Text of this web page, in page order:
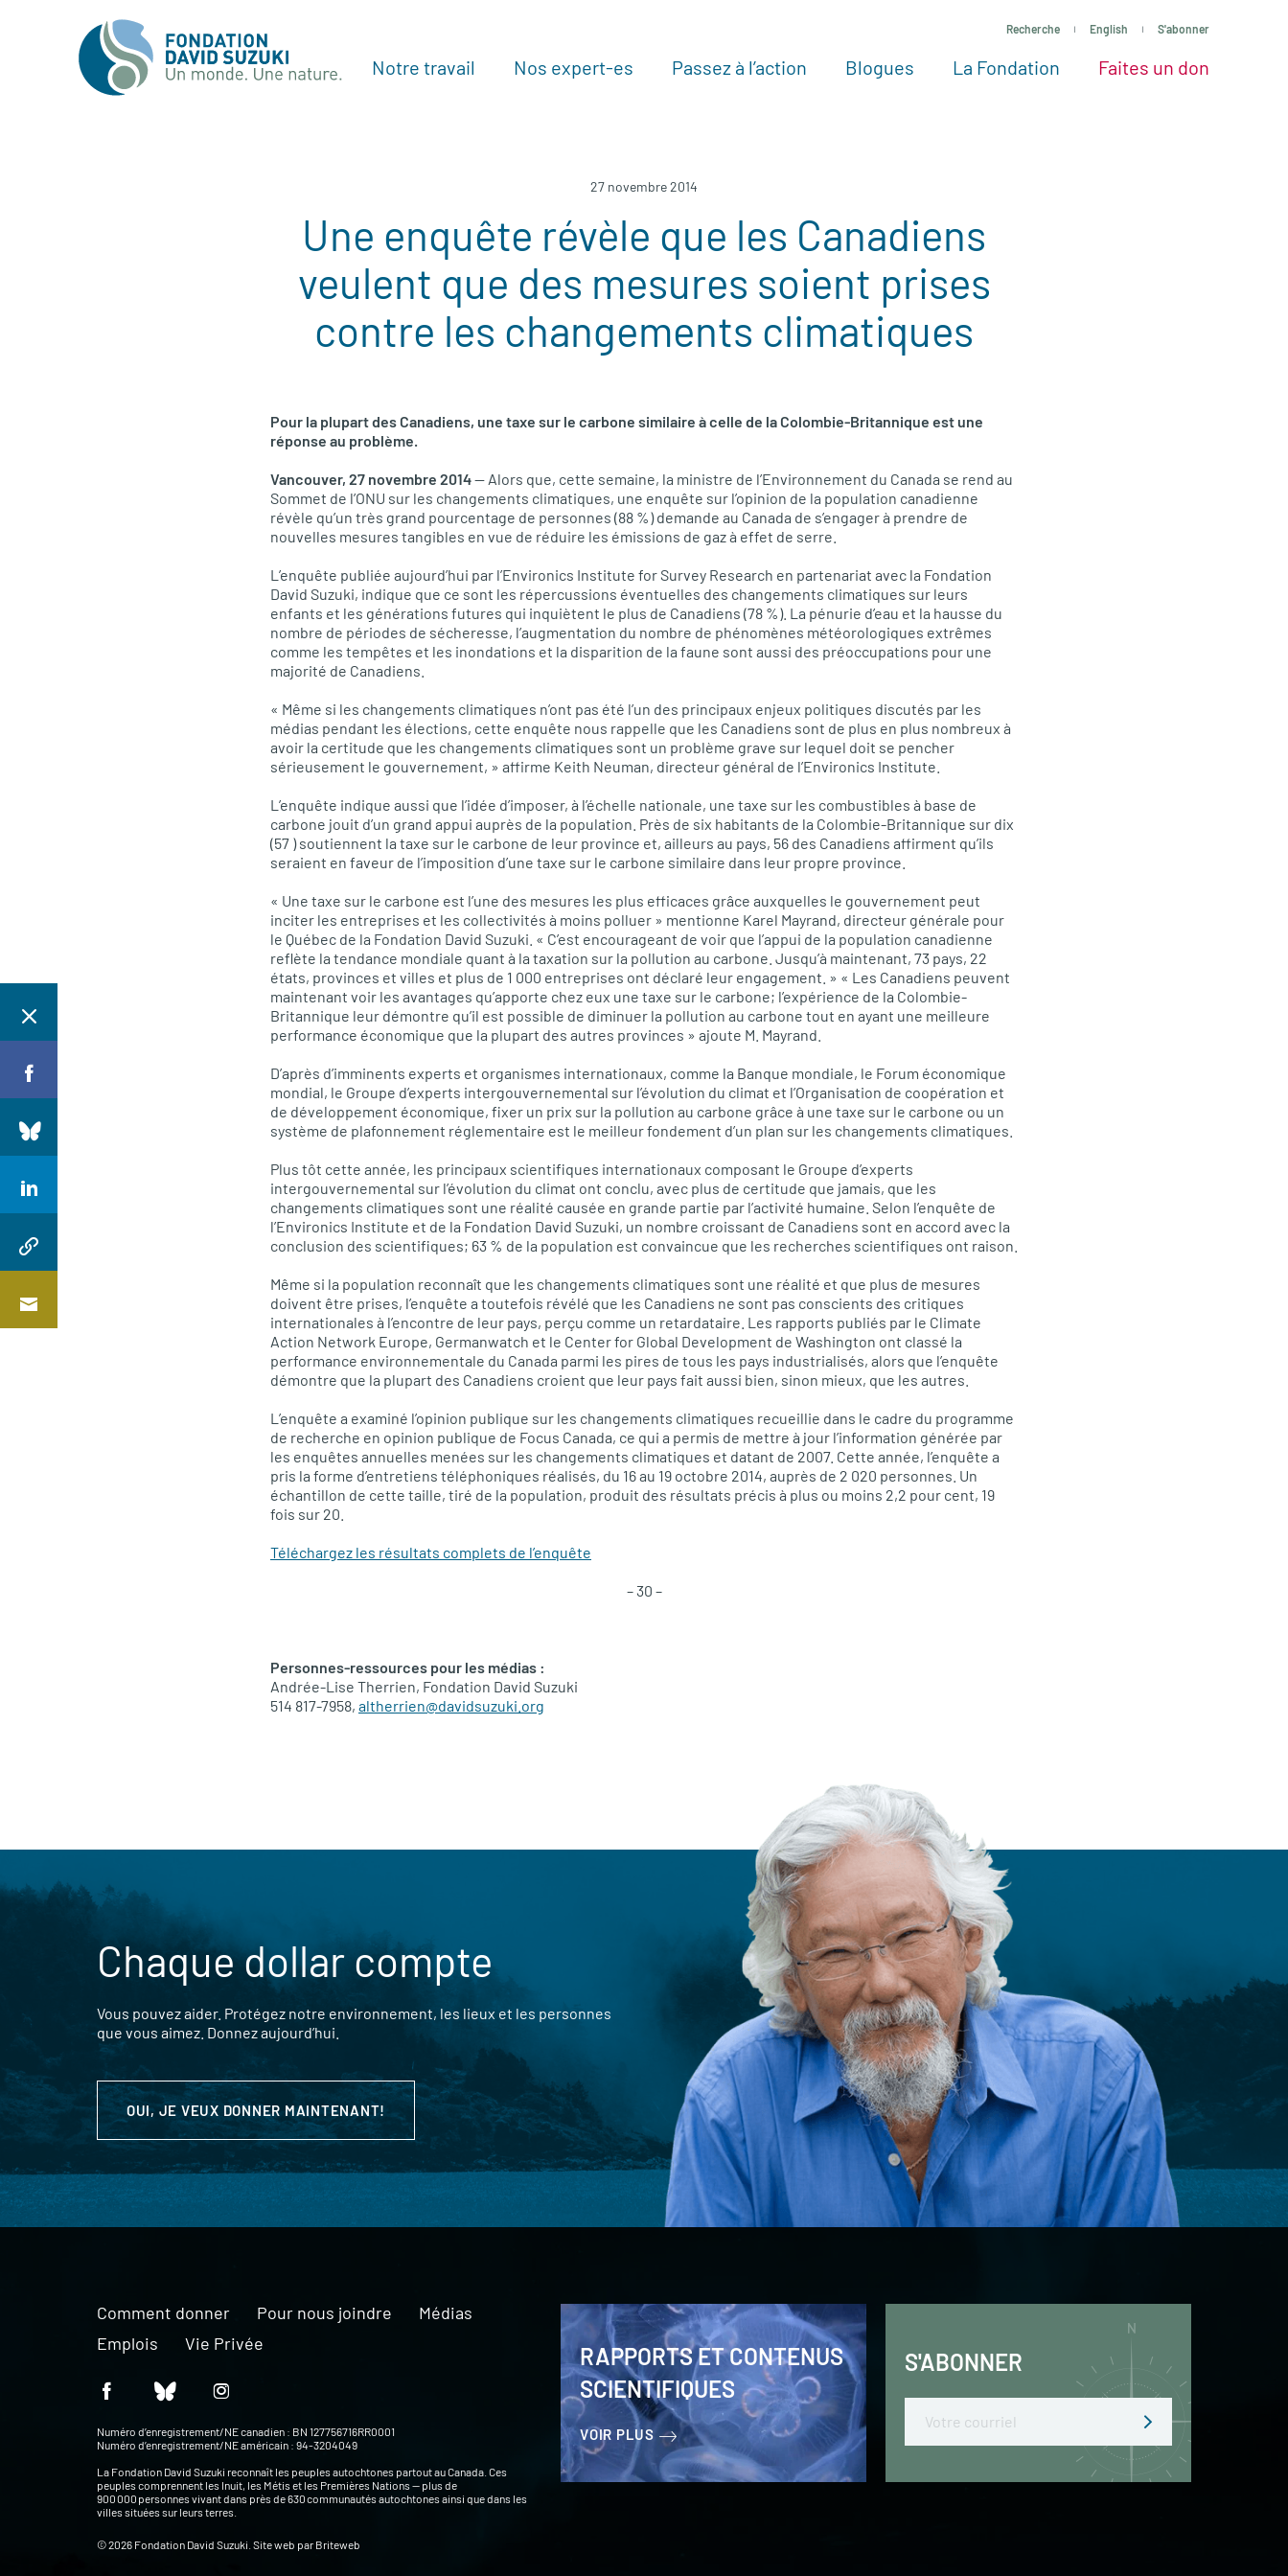
Recherche English S'abonner
Notre travail Voir tous les projets
Nos expert-es Nos Experts
Passez à l’action Passez à l’action
Blogues La FondationLa Fondation
Faites un don
Autres façons de faire un don
27 novembre 2014
Une enquête révèle que les Canadiens
veulent que des mesures soient prises
contre les changements climatiques
Pour la plupart des Canadiens, une taxe sur le carbone similaire à celle de la Colombie-Britannique est une
réponse au problème.
Vancouver, 27 novembre 2014— Alors que, cette semaine, la ministre de l’Environnement du Canada se rend au
Sommet de l’ONU sur les changements climatiques, une enquête sur l’opinion de la population canadienne
révèle qu’un très grand pourcentage de personnes (88 %) demande au Canada de s’engager à prendre de
nouvelles mesures tangibles en vue de réduire les émissions de gaz à effet de serre.
L’enquête publiée aujourd’hui par l’Environics Institute for Survey Research en partenariat avec la Fondation
David Suzuki, indique que ce sont les répercussions éventuelles des changements climatiques sur leurs
enfants et les générations futures qui inquiètent le plus de Canadiens (78 %). La pénurie d’eau et la hausse du
nombre de périodes de sécheresse, l’augmentation du nombre de phénomènes météorologiques extrêmes
comme les tempêtes et les inondations et la disparition de la faune sont aussi des préoccupations pour une
majorité de Canadiens.
« Même si les changements climatiques n’ont pas été l’un des principaux enjeux politiques discutés par les
médias pendant les élections, cette enquête nous rappelle que les Canadiens sont de plus en plus nombreux à
avoir la certitude que les changements climatiques sont un problème grave sur lequel doit se pencher
sérieusement le gouvernement, » affirme Keith Neuman, directeur général de l’Environics Institute.
L’enquête indique aussi que l’idée d’imposer, à l’échelle nationale, une taxe sur les combustibles à base de
carbone jouit d’un grand appui auprès de la population. Près de six habitants de la Colombie-Britannique sur dix
(57 ) soutiennent la taxe sur le carbone de leur province et, ailleurs au pays, 56 des Canadiens affirment qu’ils
seraient en faveur de l’imposition d’une taxe sur le carbone similaire dans leur propre province.
« Une taxe sur le carbone est l’une des mesures les plus efficaces grâce auxquelles le gouvernement peut
inciter les entreprises et les collectivités à moins polluer » mentionne Karel Mayrand, directeur générale pour
le Québec de la Fondation David Suzuki. « C’est encourageant de voir que l’appui de la population canadienne
reflète la tendance mondiale quant à la taxation sur la pollution au carbone. Jusqu’à maintenant, 73 pays, 22
états, provinces et villes et plus de 1 000 entreprises ont déclaré leur engagement. » « Les Canadiens peuvent
maintenant voir les avantages qu’apporte chez eux une taxe sur le carbone; l’expérience de la Colombie-
Britannique leur démontre qu’il est possible de diminuer la pollution au carbone tout en ayant une meilleure
performance économique que la plupart des autres provinces » ajoute M. Mayrand.
D’après d’imminents experts et organismes internationaux, comme la Banque mondiale, le Forum économique
mondial, le Groupe d’experts intergouvernemental sur l’évolution du climat et l’Organisation de coopération et
de développement économique, fixer un prix sur la pollution au carbone grâce à une taxe sur le carbone ou un
système de plafonnement réglementaire est le meilleur fondement d’un plan sur les changements climatiques.
Plus tôt cette année, les principaux scientifiques internationaux composant le Groupe d’experts
intergouvernemental sur l’évolution du climat ont conclu, avec plus de certitude que jamais, que les
changements climatiques sont une réalité causée en grande partie par l’activité humaine. Selon l’enquête de
l’Environics Institute et de la Fondation David Suzuki, un nombre croissant de Canadiens sont en accord avec la
conclusion des scientifiques; 63 % de la population est convaincue que les recherches scientifiques ont raison.
Même si la population reconnaît que les changements climatiques sont une réalité et que plus de mesures
doivent être prises, l’enquête a toutefois révélé que les Canadiens ne sont pas conscients des critiques
internationales à l’encontre de leur pays, perçu comme un retardataire. Les rapports publiés par le Climate
Action Network Europe, Germanwatch et le Center for Global Development de Washington ont classé la
performance environnementale du Canada parmi les pires de tous les pays industrialisés, alors que l’enquête
démontre que la plupart des Canadiens croient que leur pays fait aussi bien, sinon mieux, que les autres.
L’enquête a examiné l’opinion publique sur les changements climatiques recueillie dans le cadre du programme
de recherche en opinion publique de Focus Canada, ce qui a permis de mettre à jour l’information générée par
les enquêtes annuelles menées sur les changements climatiques et datant de 2007. Cette année, l’enquête a
pris la forme d’entretiens téléphoniques réalisés, du 16 au 19 octobre 2014, auprès de 2 020 personnes. Un
échantillon de cette taille, tiré de la population, produit des résultats précis à plus ou moins 2,2 pour cent, 19
fois sur 20.
Téléchargez les résultats complets de l’enquête
– 30 –
Personnes-ressources pour les médias :
Andrée-Lise Therrien, Fondation David Suzuki
514 817-7958, altherrien@davidsuzuki.org
Chaque dollar compte
Vous pouvez aider. Protégez notre environnement, les lieux et les personnes
que vous aimez. Donnez aujourd’hui.
OUI, JE VEUX DONNER MAINTENANT!
RAPPORTS ET CONTENUS
SCIENTIFIQUES
VOIR PLUS
S'ABONNER
Comment donner Pour nous joindre
Médias
Emplois
Vie Privée
Numéro d’enregistrement/NE canadien : BN 127756716RR0001
Numéro d’enregistrement/NE américain : 94-3204049
La Fondation David Suzuki reconnaît les peuples autochtones partout au Canada. Ces
peuples comprennent les Inuit, les Métis et les Premières Nations — plus de
900 000 personnes vivant dans près de 630 communautés autochtones ainsi que dans les
villes situées sur leurs terres.
© 2026 Fondation David Suzuki. Site web par Briteweb